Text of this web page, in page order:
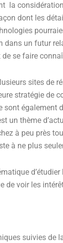
la
dont les
un futur
se faire
sites de
stratégie de
sont
un thème
à peu près
à ne plus
de voir les
suivies de